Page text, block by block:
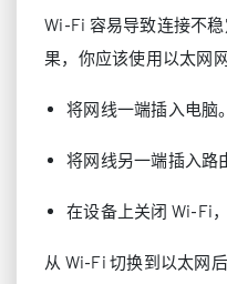
Wi‑Fi 容易导致连接不
果，你应该使用以太网
将网线一端插入电脑。
将网线另一端插入路
在设备上关闭 Wi‑Fi
从 Wi‑Fi 切换到以太网